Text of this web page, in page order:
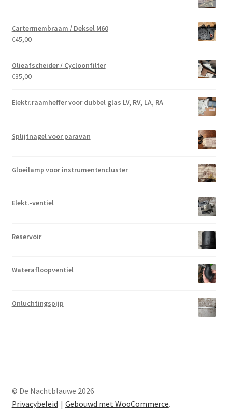
Cartermembraam / Deksel M60
€45,00
Olieafscheider / Cycloonfilter
€35,00
Elektr.raamheffer voor dubbel glas LV, RV, LA, RA
Splijtnagel voor paravan
Gloeilamp voor instrumentencluster
Elekt.-ventiel
Reservoir
Waterafloopventiel
Onluchtingspijp
© De Nachtblauwe 2026
Privacybeleid
Gebouwd met WooCommerce.